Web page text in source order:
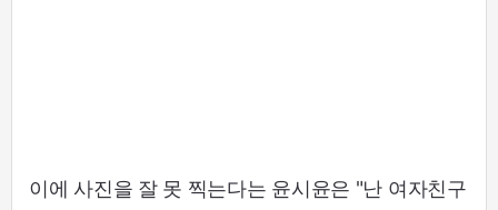
이에 사진을 잘 못 찍는다는 윤시윤은 "난 여자친구